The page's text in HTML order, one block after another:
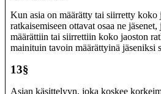
Kun asia on määrätty tai siirretty koko
ratkaisemiseen ottavat osaa ne
määrättiin tai siirrettiin koko jaoston
mainituin tavoin määrättyinä jäseniksi
13§
Asian käsittelyyn, joka koskee